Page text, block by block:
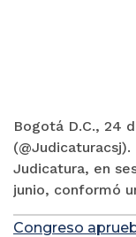
Bogotá D.C., 24
Judicatura, en
junio, conformó
Congreso